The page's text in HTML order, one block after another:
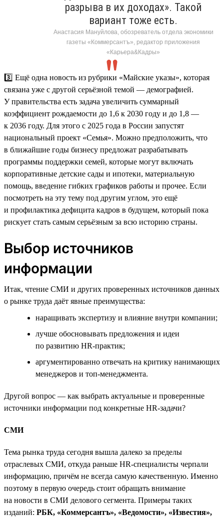
разрыва в их доходах». Такой
вариант тоже есть.
Анастасия Мануйлова, обозреватель отдела экономики
газеты «Коммерсантъ», редактор приложения
«Карьера&Кадры»
3️⃣ Ещё одна новость из рубрики «Майские указы», которая
связана уже с другой серьёзной темой — демографией.
У правительства есть задача увеличить суммарный
коэффициент рождаемости до 1,6 к 2030 году и до 1,8 —
к 2036 году. Для этого с 2025 года в России запустят
национальный проект «Семья». Можно предположить, что
в ближайшие годы бизнесу предложат разрабатывать
программы поддержки семей, которые могут включать
корпоративные детские сады и ипотеки, материальную
помощь, введение гибких графиков работы и прочее. Если
посмотреть на эту тему под другим углом, это ещё
и профилактика дефицита кадров в будущем, который пока
рискует стать самым серьёзным за всю историю страны.
Выбор источников
информации
Итак, чтение СМИ и других проверенных источников данных
о рынке труда даёт явные преимущества:
наращивать экспертизу и влияние внутри компании;
лучше обосновывать предложения и идеи
по развитию HR-практик;
аргументированно отвечать на критику нанимающих
менеджеров и топ-менеджмента.
Другой вопрос — как выбрать актуальные и проверенные
источники информации под конкретные HR-задачи?
СМИ
Тема рынка труда сегодня вышла далеко за пределы
отраслевых СМИ, откуда раньше HR-специалисты черпали
информацию, причём не всегда самую качественную. Именно
поэтому в первую очередь стоит обращать внимание
на новости в СМИ делового сегмента. Примеры таких
изданий: РБК, «Коммерсантъ», «Ведомости», «Известия»,